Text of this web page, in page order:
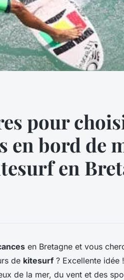
pour
en bord de
en
en Bretagne et vous
de kitesurf ? Excellente idée
de la mer, du vent et des